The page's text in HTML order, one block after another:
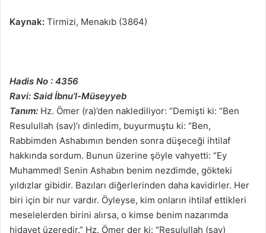
Kaynak: Tirmizi, Menakıb (3864)
Hadis No : 4356
Ravi: Said İbnu’l-Müseyyeb
Tanım: Hz. Ömer (ra)’den naklediliyor: “Demişti ki: “Ben
Resulullah (sav)’ı dinledim, buyurmuştu ki: “Ben,
Rabbimden Ashabımın benden sonra düşeceği ihtilaf
hakkında sordum. Bunun üzerine şöyle vahyetti: “Ey
Muhammed! Senin Ashabın benim nezdimde, gökteki
yıldızlar gibidir. Bazıları diğerlerinden daha kavidirler. Her
biri için bir nur vardır. Öyleyse, kim onların ihtilaf ettikleri
meselelerden birini alırsa, o kimse benim nazarımda
hidayet üzeredir.” Hz. Ömer der ki: “Resulullah (sav)